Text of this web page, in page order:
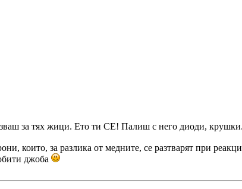
за тях жици. Ето ти СЕ! Палиш с него диоди,
които, за разлика от медните, се разтварят при
джоба